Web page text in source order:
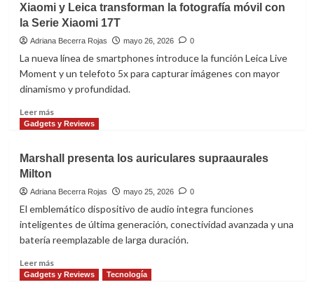
pasión
del
fútbol
los
nuevos
de
Motorola
Xiaomi y Leica transforman la fotografía móvil con
la Serie Xiaomi 17T
Adriana Becerra Rojas mayo 26, 2026 0
La nueva línea de smartphones introduce la función Leica Live
Moment y un telefoto 5x para capturar imágenes con mayor
dinamismo y profundidad.
Leer másLeer
más
y
transforman
móvil
con
Serie
Xiaomi
Gadgets y Reviews
Marshall presenta los auriculares supraaurales
Milton
Adriana Becerra Rojas mayo 25, 2026 0
El emblemático dispositivo de audio integra funciones
inteligentes de última generación, conectividad avanzada y una
batería reemplazable de larga duración.
Leer másLeer
más
Gadgets y Reviews Tecnología